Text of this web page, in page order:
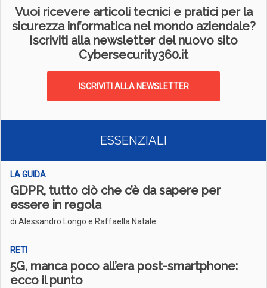
Vuoi ricevere articoli tecnici e pratici per la
sicurezza informatica nel mondo aziendale?
Iscriviti alla newsletter del nuovo sito
Cybersecurity360.it
ISCRIVITI ALLA NEWSLETTER
ESSENZIALI
LA GUIDA
GDPR, tutto ciò che c’è da sapere per
essere in regola
di Alessandro Longo e Raffaella Natale
RETI
5G, manca poco all’era post-smartphone:
ecco il punto